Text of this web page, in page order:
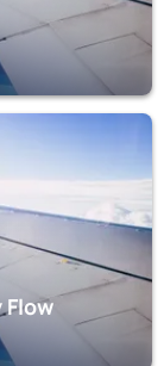
Flow